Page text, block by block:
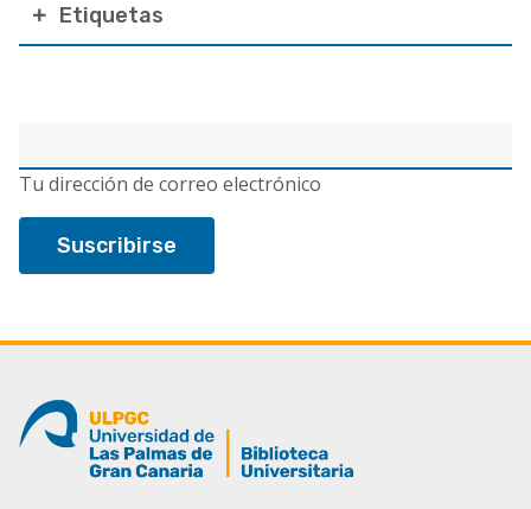
electrónico
Tu dirección de correo electrónico
Etiquetas